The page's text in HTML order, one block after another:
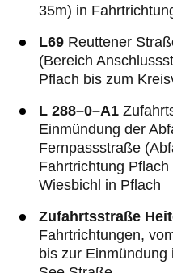
35m) in
L69 Reuttener
(Bereich
Pflach bis zum
L 288–0–A1
Einmündung der
Fernpassstraße
Fahrtrichtung
Wiesbichl in Pflach
Zufahrtsstraße
Fahrtrichtungen,
bis zur Einmündung